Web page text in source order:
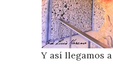
Y así llegamos